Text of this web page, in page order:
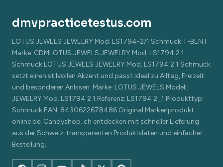
dmvpracticetestus.com
LOTUS JEWELS JEWELRY Mod. LS1794-2/1 Schmuck T-BENT
Marke: CDMLOTUS JEWELS JEWELRY Mod. LS1794 2 1
Schmuck LOTUS JEWELS JEWELRY Mod. LS1794 2 1 Schmuck
setzt einen stilvollen Akzent und passt ideal zu Alltag, Freizeit
und besonderen Anlssen. Marke: LOTUS JEWELS Modell:
JEWELRY Mod. LS1794 2 1 Referenz: LS1794 2_1 Produkttyp:
Schmuck EAN: 8430622678486 Original Markenprodukt
online bei Candyshop. ch entdecken mit schneller Lieferung
aus der Schweiz, transparenten Produktdaten und einfacher
Bestellung.